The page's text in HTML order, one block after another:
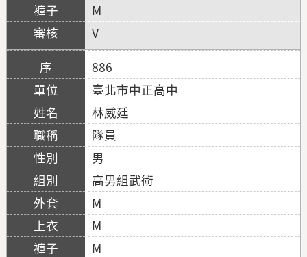
M
V
886
臺北市中正高中
林威廷
隊員
男
高男組武術
M
M
M